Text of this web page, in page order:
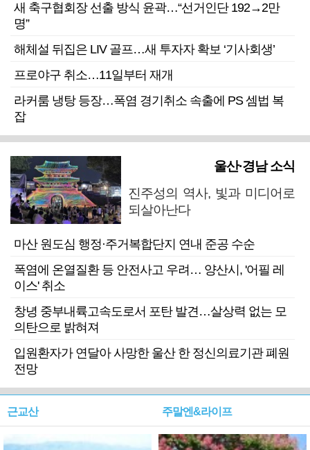
새 축구협회장 선출 방식 윤곽…“선거인단 192→2만
명”
해체설 뒤집은 LIV 골프…새 투자자 확보 ‘기사회생’
프로야구 취소…11일부터 재개
라커룸 냉탕 등장…폭염 경기취소 속출에 PS 셈법 복
잡
울산·경남 소식
진주성의 역사, 빛과 미디어로
되살아난다
마산 원도심 행정·주거복합단지 연내 준공 수순
폭염에 온열질환 등 안전사고 우려… 양산시, '어필 레
이스' 취소
창녕 중부내륙고속도로서 포탄 발견…살상력 없는 모
의탄으로 밝혀져
입원환자가 연달아 사망한 울산 한 정신의료기관 폐원
전망
근교산 주말엔&라이프